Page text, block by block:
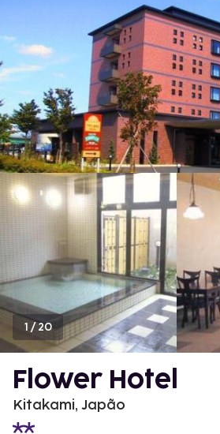
1 /20
Flower Hotel
Kitakami, Japão